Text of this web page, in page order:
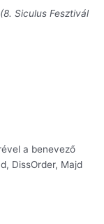
(8. Siculus Fesztivál
a benevező
DissOrder, Majd